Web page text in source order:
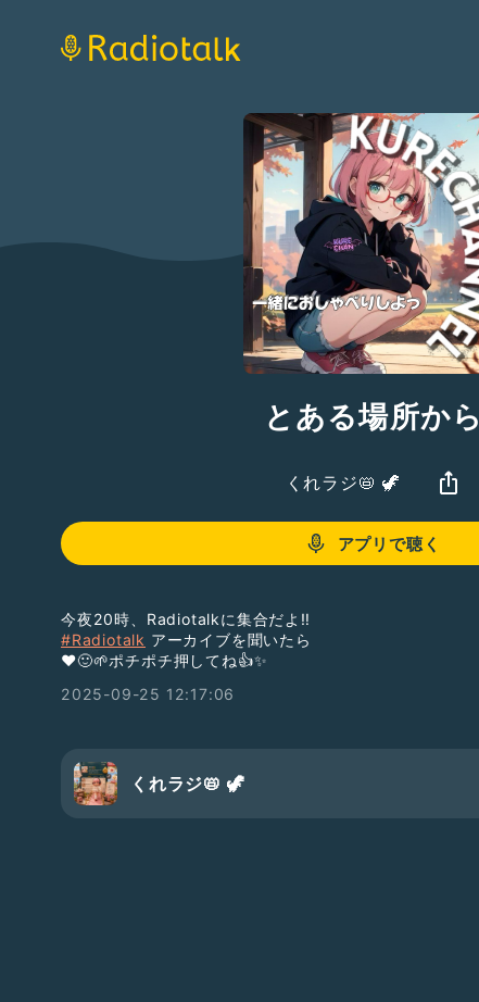
とある場所から
くれラジ📛 🦖
アプリで聴く
今夜20時、Radiotalkに集合だよ‼️
#Radiotalk アーカイブを聞いたら
❤️🙂🌱‬ポチポチ押してね👍✨
2025-09-25 12:17:06
くれラジ📛 🦖